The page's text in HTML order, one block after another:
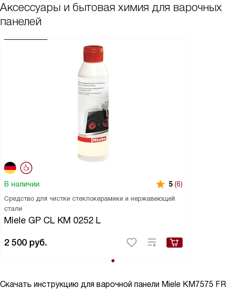
Аксессуары и бытовая химия для варочных
панелей
В наличии 5 (6)
Средство для чистки стеклокерамики и нержавеющей
стали
Miele GP CL KM 0252 L
2 500 руб.
Скачать инструкцию для варочной панели Miele KM7575 FR